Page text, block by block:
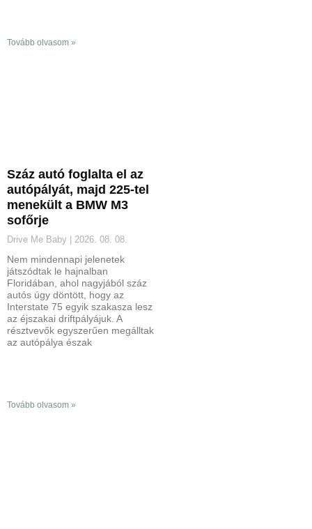
Tovább olvasom »
Száz autó foglalta el az
autópályát, majd 225-tel
menekült a BMW M3
sofőrje
Drive Me Baby 2026. 08. 08.
Nem mindennapi jelenetek
játszódtak le hajnalban
Floridában, ahol nagyjából száz
autós úgy döntött, hogy az
Interstate 75 egyik szakasza lesz
az éjszakai driftpályájuk. A
résztvevők egyszerűen megálltak
az autópálya észak
Tovább olvasom »